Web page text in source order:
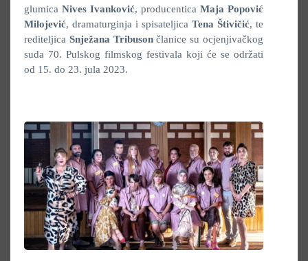
glumica Nives Ivanković, producentica Maja Popović
Milojević, dramaturginja i spisateljica Tena Štivičić, te
rediteljica Snježana Tribusončlanice su ocjenjivačkog
suda 70. Pulskog filmskog festivala koji će se održati
od 15. do 23. jula 2023.